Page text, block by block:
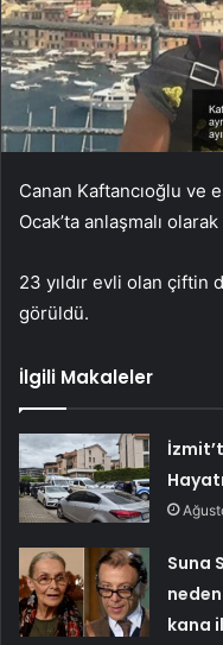
Canan Kaftancıoğlu ve
Ocak’ta anlaşmalı
23 yıldır evli olan çiftin
görüldü.
İlgili Makaleler
Suna
kana